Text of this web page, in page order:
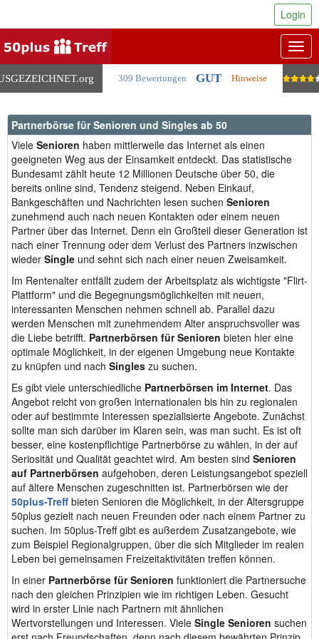
.org 309 Bewertungen GUT Hinweise
Login
Partnerbörse für Senioren und Singles ab 50
Viele Senioren haben mittlerweile das Internet als einen
geeigneten Weg aus der Einsamkeit entdeckt. Das statistische
Bundesamt zählt heute 12 Millionen Deutsche über 50, die
bereits online sind, Tendenz steigend. Neben Einkauf,
Bankgeschäften und Nachrichten lesen suchen Senioren
zunehmend auch nach neuen Kontakten oder einem neuen
Partner über das Internet. Denn ein Großteil dieser Generation ist
nach einer Trennung oder dem Verlust des Partners inzwischen
wieder Single und sehnt sich nach einer neuen Zweisamkeit.
Im Rentenalter entfällt zudem der Arbeitsplatz als wichtigste "Flirt-
Plattform" und die Begegnungsmöglichkeiten mit neuen,
interessanten Menschen nehmen schnell ab. Parallel dazu
werden Menschen mit zunehmendem Alter anspruchsvoller was
die Liebe betrifft. Partnerbörsen für Senioren bieten hier eine
optimale Möglichkeit, in der eigenen Umgebung neue Kontakte
zu knüpfen und nach Singles zu suchen.
Es gibt viele unterschiedliche Partnerbörsen im Internet. Das
Angebot reicht von großen internationalen bis hin zu regionalen
oder auf bestimmte Interessen spezialisierte Angebote. Zunächst
sollte man sich darüber im Klaren sein, was man sucht. Es ist oft
besser, eine kostenpflichtige Partnerbörse zu wählen, in der auf
Seriosität und Qualität geachtet wird. Am besten sind Senioren
auf Partnerbörsen aufgehoben, deren Leistungsangebot speziell
auf ältere Menschen zugeschnitten ist. Partnerbörsen wie der
50plus-Treff bieten Senioren die Möglichkeit, in der Altersgruppe
50plus gezielt nach neuen Freunden oder nach einem Partner zu
suchen. Im 50plus-Treff gibt es außerdem Zusatzangebote, wie
zum Beispiel Regionalgruppen, über die sich Mitglieder im realen
Leben bei gemeinsamen Freizeitaktivitäten treffen können.
In einer Partnerbörse für Senioren funktioniert die Partnersuche
nach den gleichen Prinzipien wie im richtigen Leben. Gesucht
wird in erster Linie nach Partnern mit ähnlichen
Wertvorstellungen und Interessen. Viele Single Senioren suchen